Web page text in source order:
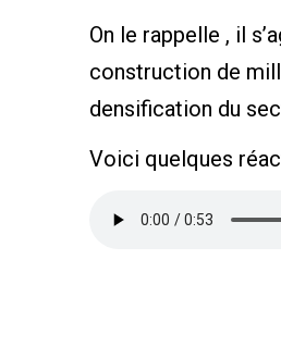
On le rappelle , il
construction de
densification du
Voici quelques